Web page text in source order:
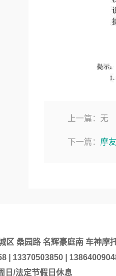
上一篇：无
下一篇： 摩
区 桑园路 名辉豪庭南 车神摩
| 13370503850 |
日/法定节假日休息